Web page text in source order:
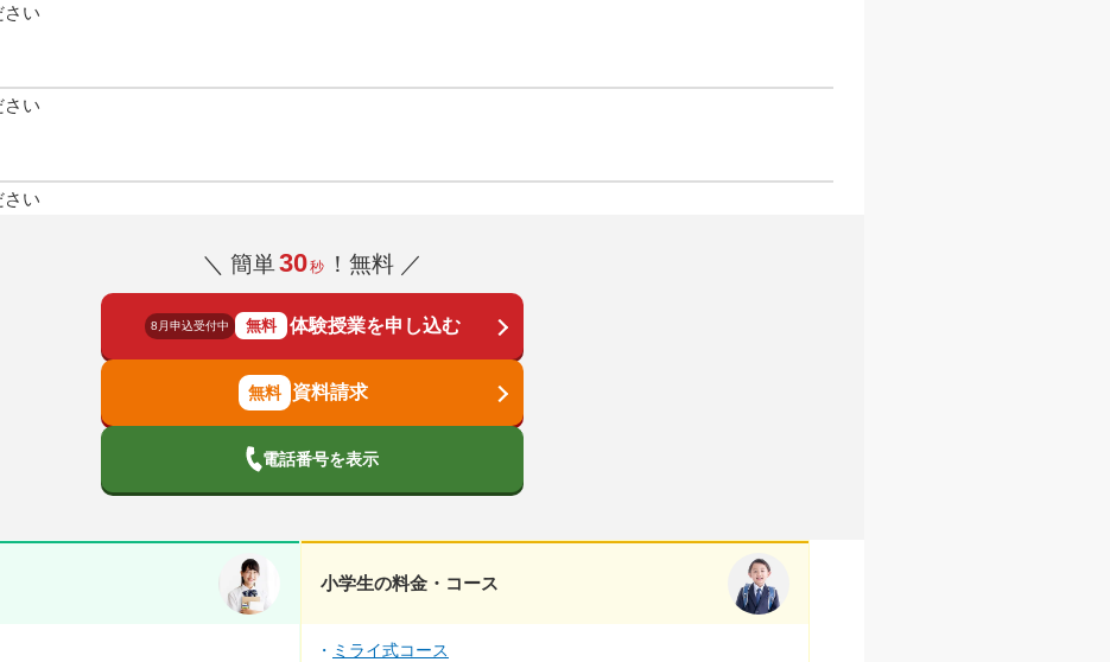
さい
さい
さい
＼ 簡単30秒 ！無料 ／
8月申込受付中 無料 体験授業を申し込む
資料請求
電話番号を表示
小学生の料金・コース
ミライ式コース